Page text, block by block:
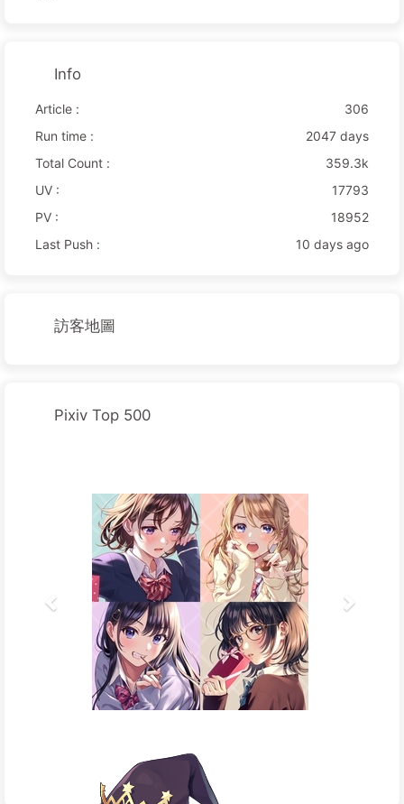
Info
Article :
306
Run time :
2047 days
Total Count :
359.3k
UV :
17793
PV :
18952
Last Push :
10 days ago
訪客地圖
Pixiv Top 500